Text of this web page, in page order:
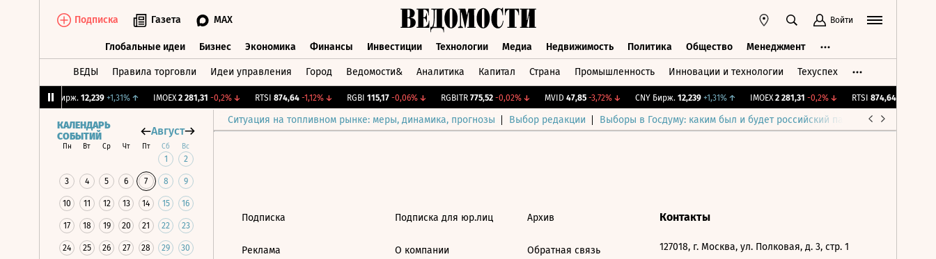
Подписка Газета MAX Войти
Глобальные идеи Бизнес Экономика Финансы Инвестиции Технологии Медиа Недвижимость Политика Общество Менеджмент
ВЕДЫ Правила торговли Идеи управления Город Ведомости& Аналитика Капитал Страна Промышленность Инновации и технологии Техуспех
CNY Бирж. 12,239 +1,31%↑ IMOEX 2 281,31 -0,2%↓ RTSI 874,64 -1,12%↓ RGBI 115,17 -0,06%↓ RGBITR 775,52 -0,02%↓ MVID 47,85 -3,72%↓ CNY Бирж. 12,239 +1,31%↑ IMOEX 2 281,31 -0,2%↓ RTSI 874,64 -1,12%
Ситуация на топливном рынке: меры, динамика, прогнозы Выбор редакции Выборы в Госдуму: каким был и будет российский парламент
КАЛЕНДАРЬ
СОБЫТИЙ
Август
Пн Вт Ср Чт Пт Сб Вс
1 2
3 4 5 6 7 8 9
10 11 12 13 14 15 16
17 18 19 20 21 22 23
24 25 26 27 28 29 30
Подписка
Реклама
Подписка для юр.лиц
О компании
Архив
Обратная связь
Контакты
127018, г. Москва, ул. Полковая, д. 3, стр. 1